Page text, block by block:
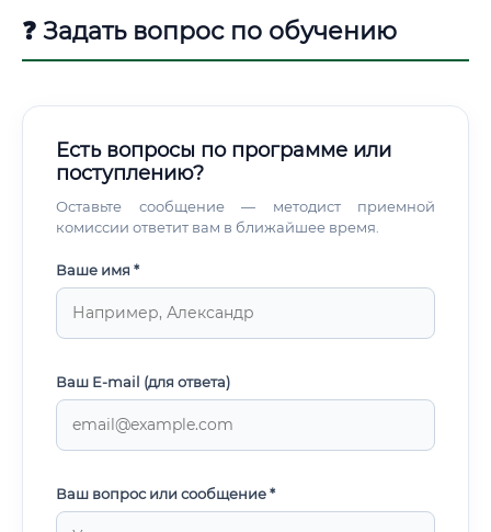
❓ Задать вопрос по обучению
Есть вопросы по программе или
поступлению?
Оставьте сообщение — методист приемной
комиссии ответит вам в ближайшее время.
Ваше имя *
Ваш E-mail (для ответа)
Ваш вопрос или сообщение *